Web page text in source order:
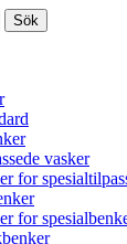
Sök
vasker
for
for